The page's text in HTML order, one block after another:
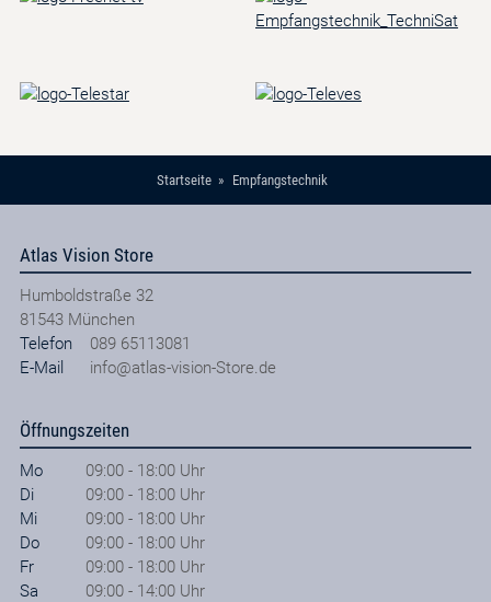
Startseite Empfangstechnik
Atlas Vision Store
Humboldstraße 32
81543 München
Telefon
089 65113081
E-Mail
info@atlas-vision-Store.de
Öffnungszeiten
Mo
09:00 - 18:00 Uhr
Di
09:00 - 18:00 Uhr
Mi
09:00 - 18:00 Uhr
Do
09:00 - 18:00 Uhr
Fr
09:00 - 18:00 Uhr
Sa
09:00 - 14:00 Uhr